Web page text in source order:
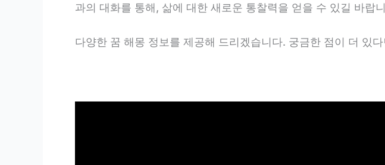
과의 대화를 통해, 삶에 대한 새로운 통찰력을 얻을 수 있길 바랍
다양한 꿈 해몽 정보를 제공해 드리겠습니다. 궁금한 점이 더 있